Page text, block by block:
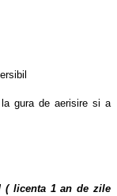
gura de aerisire si a
( licenta 1 an de zile